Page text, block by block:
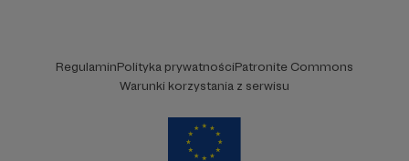
RegulaminPolityka prywatnościPatronite Commons
Warunki korzystania z serwisu